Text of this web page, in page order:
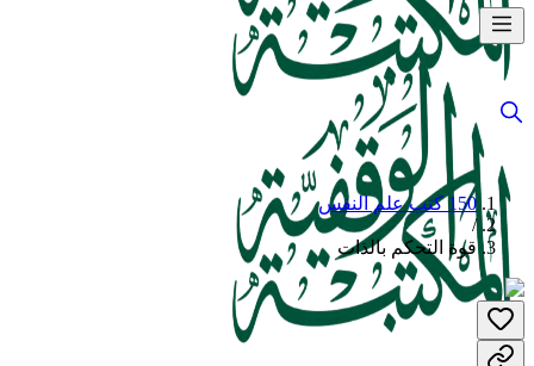
150 كتب علم النفس
/
قوة التحكم بالذات